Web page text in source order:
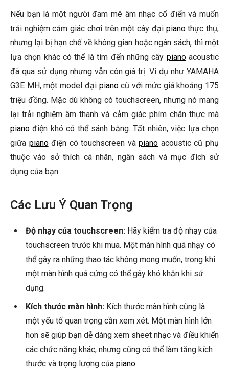
Nếu bạn là một người đam mê âm nhạc cổ điển và muốn
trải nghiệm cảm giác chơi trên một cây đại pianothực thụ,
nhưng lại bị hạn chế về không gian hoặc ngân sách, thì một
lựa chọn khác có thể là tìm đến những cây pianoacoustic
đã qua sử dụng nhưng vẫn còn giá trị. Ví dụ như YAMAHA
G3E MH, một model đại pianocũ với mức giá khoảng 175
triệu đồng. Mặc dù không có touchscreen, nhưng nó mang
lại trải nghiệm âm thanh và cảm giác phím chân thực mà
piano điện khó có thể sánh bằng. Tất nhiên, việc lựa chọn
giữa pianođiện có touchscreen vàpiano acoustic cũ phụ
thuộc vào sở thích cá nhân, ngân sách và mục đích sử
dụng của bạn.
Các Lưu Ý Quan Trọng
Độ nhạy của touchscreen: Hãy kiểm tra độ nhạy của
touchscreen trước khi mua. Một màn hình quá nhạy có
thể gây ra những thao tác không mong muốn, trong khi
một màn hình quá cứng có thể gây khó khăn khi sử
dụng.
Kích thước màn hình: Kích thước màn hình cũng là
một yếu tố quan trọng cần xem xét. Một màn hình lớn
hơn sẽ giúp bạn dễ dàng xem sheet nhạc và điều khiển
các chức năng khác, nhưng cũng có thể làm tăng kích
thước và trọng lượng của piano.